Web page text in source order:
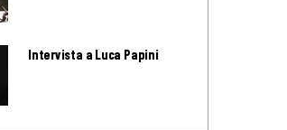
Intervista a Luca Papini